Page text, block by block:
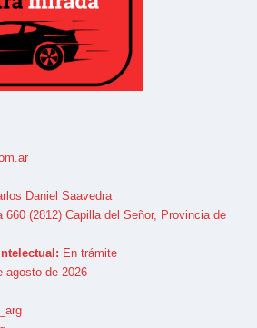
Daniel Saavedra
660 (2812) Capilla del Señor, Provincia de
En trámite
agosto de 2026